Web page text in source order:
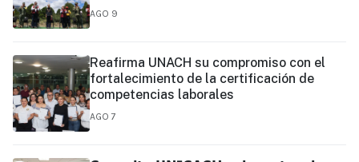
AGO 9
Reafirma UNACH su compromiso con el
fortalecimiento de la certificación de
competencias laborales
AGO 7